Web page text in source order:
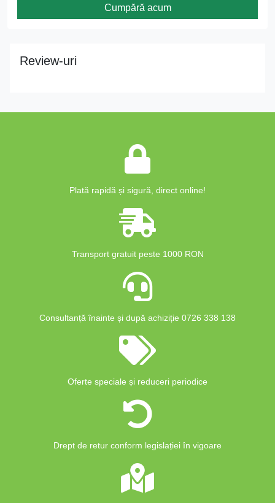
Cumpără acum
Review-uri
Plată rapidă și sigură, direct online!
Transport gratuit peste 1000 RON
Consultanță înainte și după achiziție 0726 338 138
Oferte speciale și reduceri periodice
Drept de retur conform legislației în vigoare